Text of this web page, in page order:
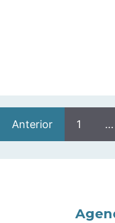
Anterior 1 …